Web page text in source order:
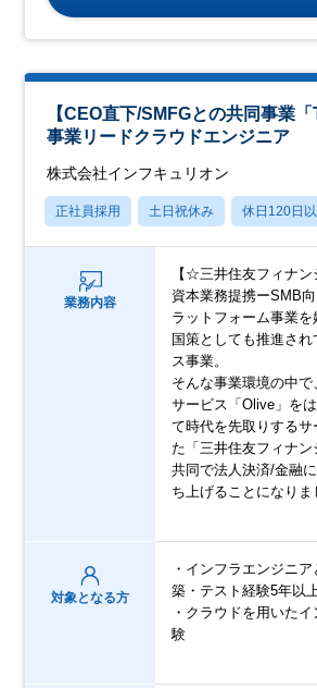
【CEO直下/SMFGとの共同事業
事業リードクラウドエンジニア
株式会社インフキュリオン
正社員採用 土日祝休み 休日120日
業務内容
【☆三井住友フィナ
資本業務提携ーSMB
ラットフォーム事業を
国策としても推進さ
ス事業。
そんな事業環境の中
サービス「Olive」を
て時代を先取りするサ
た「三井住友フィナン
共同で法人決済/金融
ち上げることになりま
対象となる方
・インフラエンジニ
築・テスト経験5年以
・クラウドを用いた
験